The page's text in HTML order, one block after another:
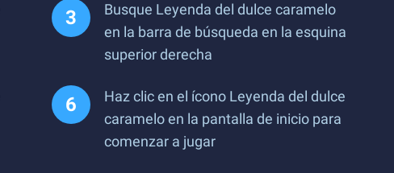
Busque Leyenda del dulce caramelo
en la barra de búsqueda en la esquina
superior derecha
Haz clic en el ícono Leyenda del dulce
caramelo en la pantalla de inicio para
comenzar a jugar